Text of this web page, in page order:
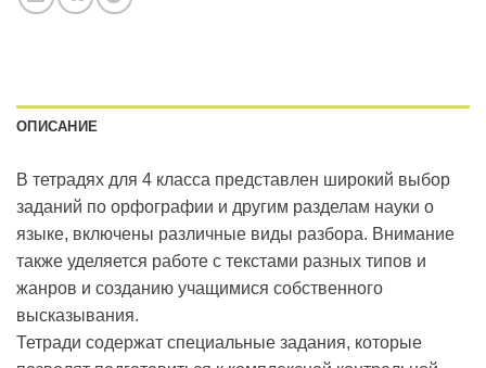
ОПИСАНИЕ
В тетрадях для 4 класса представлен широкий выбор
заданий по орфографии и другим разделам науки о
языке, включены различные виды разбора. Внимание
также уделяется работе с текстами разных типов и
жанров и созданию учащимися собственного
высказывания.
Тетради содержат специальные задания, которые